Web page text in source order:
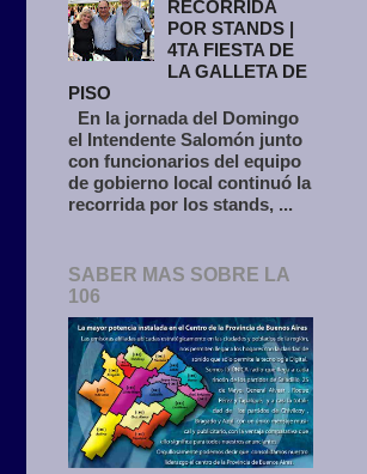
RECORRIDA
POR STANDS |
4TA FIESTA DE
LA GALLETA DE
PISO
En la jornada del Domingo
el Intendente Salomón junto
con funcionarios del equipo
de gobierno local continuó la
recorrida por los stands, ...
SABER MAS SOBRE LA
106